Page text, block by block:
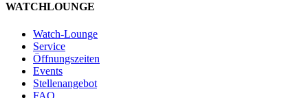
WATCHLOUNGE
Watch-Lounge
Service
Öffnungszeiten
Events
Stellenangebot
FAQ